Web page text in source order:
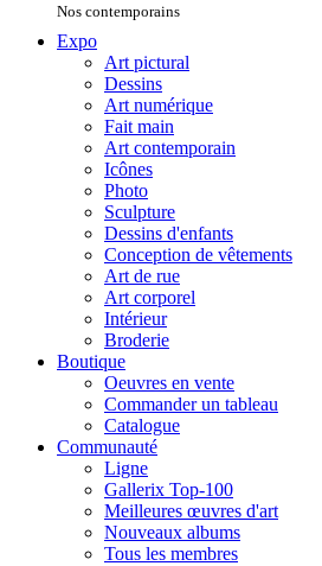
Nos contemporains
Expo
Art pictural
Dessins
Art numérique
Fait main
Art contemporain
Icônes
Photo
Sculpture
Dessins d'enfants
Conception de vêtements
Art de rue
Art corporel
Intérieur
Broderie
Boutique
Oeuvres en vente
Commander un tableau
Catalogue
Communauté
Ligne
Gallerix Top-100
Meilleures œuvres d'art
Nouveaux albums
Tous les membres